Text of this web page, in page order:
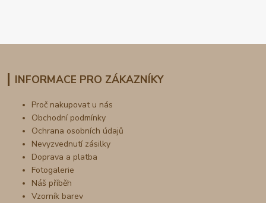
INFORMACE PRO ZÁKAZNÍKY
Proč nakupovat u nás
Obchodní podmínky
Ochrana osobních údajů
Nevyzvednutí zásilky
Doprava a platba
Fotogalerie
Náš příběh
Vzorník barev